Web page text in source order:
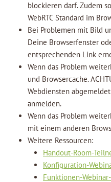
blockieren darf. Zudem
WebRTC Standard im
Bei Problemen mit Bild
Deine Browserfenster
entsprechenden Link
Wenn das Problem
und Browsercache.
Webdiensten
anmelden.
Wenn das Problem
mit einem anderen
Weitere Ressourcen:
Handout-Room-
Konfiguration-
Funktionen-